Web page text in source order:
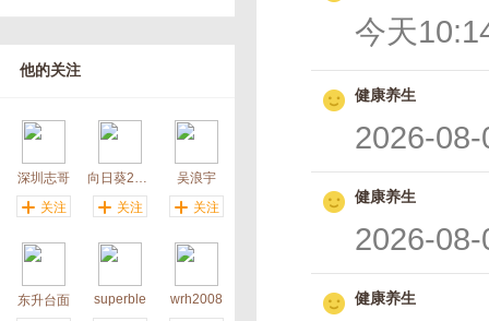
他的关注
深圳志哥
关注
向日葵20121
关注
吴浪宇
关注
东升台面
superble
wrh2008
今天
健康养生
2026-
健康养生
2026-
健康养生